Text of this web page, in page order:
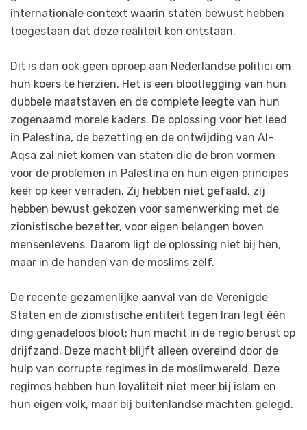
internationale context waarin staten bewust hebben
toegestaan dat deze realiteit kon ontstaan.
Dit is dan ook geen oproep aan Nederlandse politici om
hun koers te herzien. Het is een blootlegging van hun
dubbele maatstaven en de complete leegte van hun
zogenaamd morele kaders. De oplossing voor het leed
in Palestina, de bezetting en de ontwijding van Al-
Aqsa zal niet komen van staten die de bron vormen
voor de problemen in Palestina en hun eigen principes
keer op keer verraden. Zij hebben niet gefaald, zij
hebben bewust gekozen voor samenwerking met de
zionistische bezetter, voor eigen belangen boven
mensenlevens. Daarom ligt de oplossing niet bij hen,
maar in de handen van de moslims zelf.
De recente gezamenlijke aanval van de Verenigde
Staten en de zionistische entiteit tegen Iran legt één
ding genadeloos bloot: hun macht in de regio berust op
drijfzand. Deze macht blijft alleen overeind door de
hulp van corrupte regimes in de moslimwereld. Deze
regimes hebben hun loyaliteit niet meer bij islam en
hun eigen volk, maar bij buitenlandse machten gelegd.